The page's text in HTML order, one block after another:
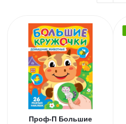
Проф-П Большие